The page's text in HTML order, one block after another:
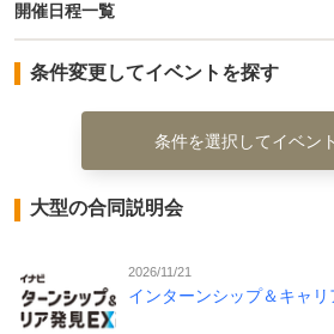
開催日程一覧
条件変更してイベントを探す
条件を選択してイベン
大型の合同説明会
2026/11/21
インターンシップ＆キャ